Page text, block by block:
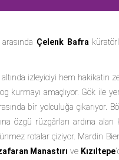
Çelenk Bafra
altında izleyiciyi hem hakikatin
kurmayı amaçlıyor. Gök ile
bir yolculuğa çıkarıyor.
özgü rüzgârları ardına
rotalar çiziyor. Mardin
Manastırı ve Kızıltepe